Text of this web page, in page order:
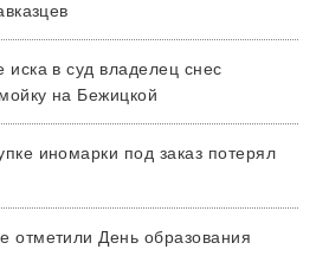
иска в суд владелец снес
на Бежицкой
иномарки под заказ потерял
отметили День образования